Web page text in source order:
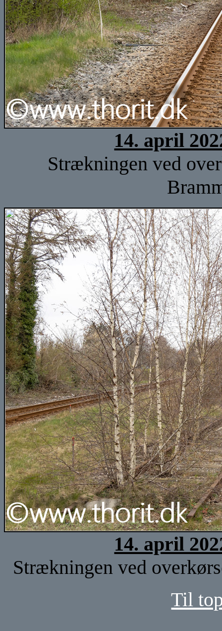
14. april
Strækningen ved
14. april
Strækningen ved
Til